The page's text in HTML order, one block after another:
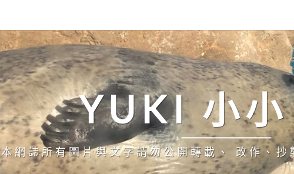
YUKI 小
本網誌所有圖片與文字請勿公開轉載、 改作、